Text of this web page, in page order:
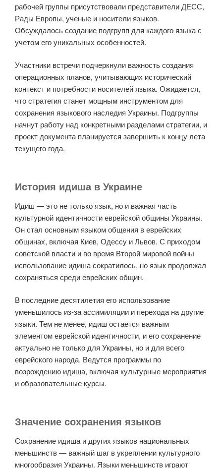
рабочей группы присутствовали представители ДЕСС,
Рады Европы, ученые и носители языков.
Обсуждалось создание подгрупп для каждого языка с
учетом его уникальных особенностей.
Участники встречи подчеркнули важность создания
операционных планов, учитывающих исторический
контекст и потребности носителей языка. Ожидается,
что стратегия станет мощным инструментом для
сохранения языкового наследия Украины. Подгруппы
начнут работу над конкретными разделами стратегии, и
проект документа планируется завершить к концу лета
текущего года.
История идиша в Украине
Идиш — это не только язык, но и важная часть
культурной идентичности еврейской общины Украины.
Он стал основным языком общения в еврейских
общинах, включая Киев, Одессу и Львов. С приходом
советской власти и во время Второй мировой войны
использование идиша сократилось, но язык продолжал
сохраняться среди еврейских общин.
В последние десятилетия его использование
уменьшилось из-за ассимиляции и перехода на другие
языки. Тем не менее, идиш остается важным
элементом еврейской идентичности, и его сохранение
актуально не только для Украины, но и для всего
еврейского народа. Ведутся программы по
возрождению идиша, включая культурные мероприятия
и образовательные курсы.
Значение сохранения языков
Сохранение идиша и других языков национальных
меньшинств — важный шаг в укреплении культурного
многообразия Украины. Языки меньшинств играют